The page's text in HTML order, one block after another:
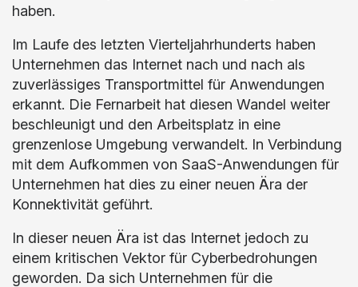
haben.
Im Laufe des letzten Vierteljahrhunderts haben
Unternehmen das Internet nach und nach als
zuverlässiges Transportmittel für Anwendungen
erkannt. Die Fernarbeit hat diesen Wandel weiter
beschleunigt und den Arbeitsplatz in eine
grenzenlose Umgebung verwandelt. In Verbindung
mit dem Aufkommen von SaaS-Anwendungen für
Unternehmen hat dies zu einer neuen Ära der
Konnektivität geführt.
In dieser neuen Ära ist das Internet jedoch zu
einem kritischen Vektor für Cyberbedrohungen
geworden. Da sich Unternehmen für die